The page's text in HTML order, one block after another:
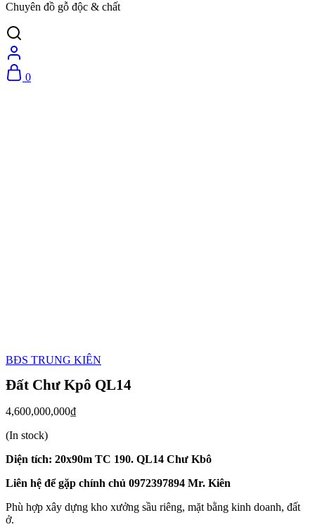
Chuyên đồ gỗ độc & chất
0
BĐS TRUNG KIÊN
Đất Chư Kpô QL14
4,600,000,000₫
(In stock)
Diện tích: 20x90m TC 190. QL14 Chư Kbô
Liên hệ để gặp chính chủ 0972397894 Mr. Kiên
Phù hợp xây dựng kho xưởng sầu riêng, mặt bằng kinh doanh, đất
ở.